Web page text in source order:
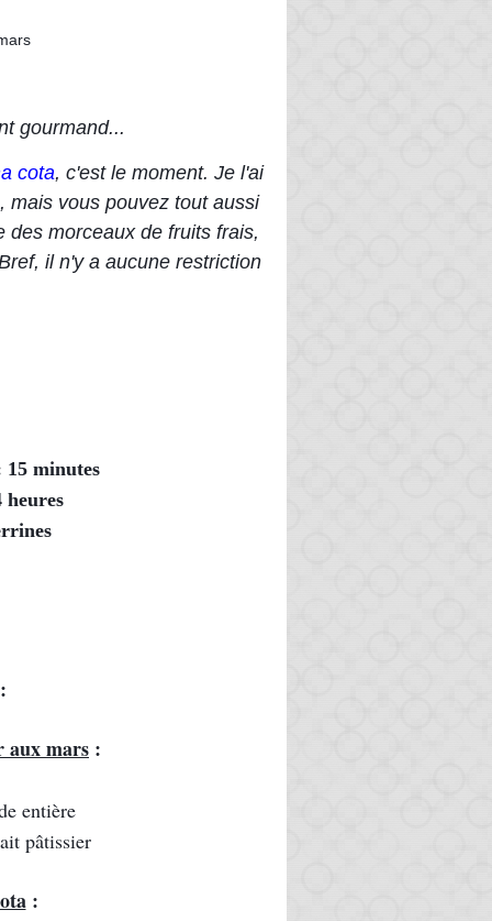
gourmand...
cota, c'est le moment. Je l'ai
, mais vous pouvez tout aussi
morceaux de fruits frais,
il n'y a aucune restriction
15 minutes
heures
aux mars :
entière
pâtissier
: